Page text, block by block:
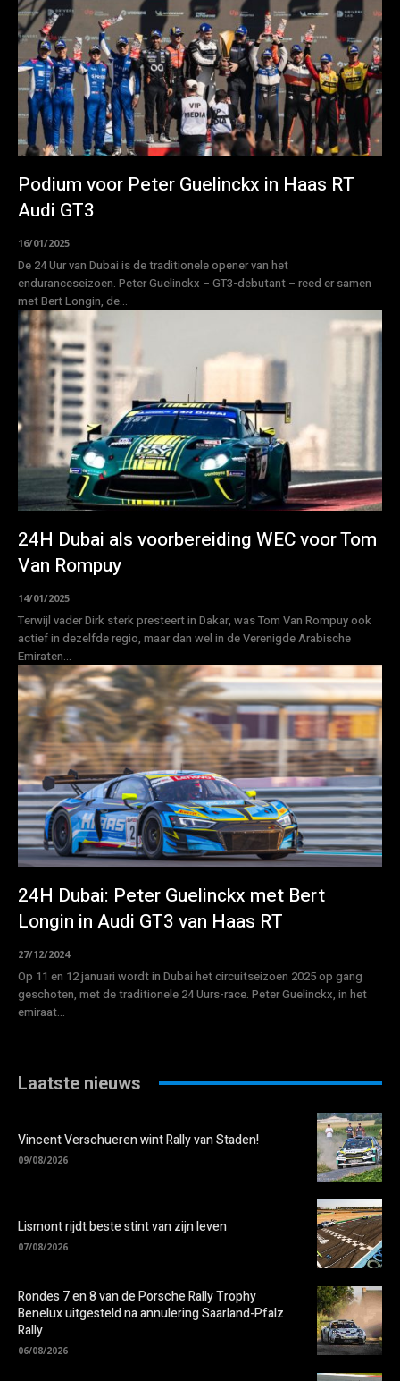
Podium voor Peter Guelinckx in Haas RT
Audi GT3
16/01/2025
De 24 Uur van Dubai is de traditionele opener van het
enduranceseizoen. Peter Guelinckx – GT3-debutant – reed er samen
met Bert Longin, de...
24H Dubai als voorbereiding WEC voor Tom
Van Rompuy
14/01/2025
Terwijl vader Dirk sterk presteert in Dakar, was Tom Van Rompuy ook
actief in dezelfde regio, maar dan wel in de Verenigde Arabische
Emiraten...
24H Dubai: Peter Guelinckx met Bert
Longin in Audi GT3 van Haas RT
27/12/2024
Op 11 en 12 januari wordt in Dubai het circuitseizoen 2025 op gang
geschoten, met de traditionele 24 Uurs-race. Peter Guelinckx, in het
emiraat...
Laatste nieuws
Vincent Verschueren wint Rally van Staden!
09/08/2026
Lismont rijdt beste stint van zijn leven
07/08/2026
Rondes 7 en 8 van de Porsche Rally Trophy
Benelux uitgesteld na annulering Saarland-Pfalz
Rally
06/08/2026